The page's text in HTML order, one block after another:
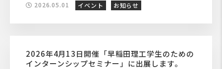
2026.05.01 イベント お知らせ
2026年4月13日開催「早稲田理工学生のための
インターンシップセミナー」に出展します。